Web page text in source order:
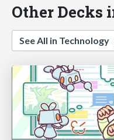
Other Decks
See All in Technology